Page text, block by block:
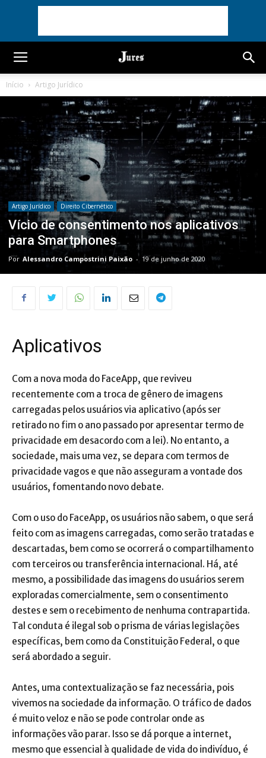
Início Artigo Jurídico
Artigo Jurídico Direito Cibernético
Vício de consentimento nos aplicativos
para Smartphones
Por Alessandro Campostrini Paixão - 19 de junho de 2020
Aplicativos
Com a nova moda do FaceApp, que reviveu
recentemente com a troca de gênero de imagens
carregadas pelos usuários via aplicativo (após ser
retirado no fim o ano passado por apresentar termo de
privacidade em desacordo com a lei). No entanto, a
sociedade, mais uma vez, se depara com termos de
privacidade vagos e que não asseguram a vontade dos
usuários, fomentando novo debate.
Com o uso do FaceApp, os usuários não sabem, o que será
feito com as imagens carregadas, como serão tratadas e
descartadas, bem como se ocorrerá o compartilhamento
com terceiros ou transferência internacional. Há, até
mesmo, a possibilidade das imagens do usuários serem
exploradas comercialmente, sem o consentimento
destes e sem o recebimento de nenhuma contrapartida.
Tal conduta é ilegal sob o prisma de várias legislações
específicas, bem como da Constituição Federal, o que
será abordado a seguir.
Antes, uma contextualização se faz necessária, pois
vivemos na sociedade da informação. O tráfico de dados
é muito veloz e não se pode controlar onde as
informações vão parar. Isso se dá porque a internet,
mesmo que essencial à qualidade de vida do indivíduo, é